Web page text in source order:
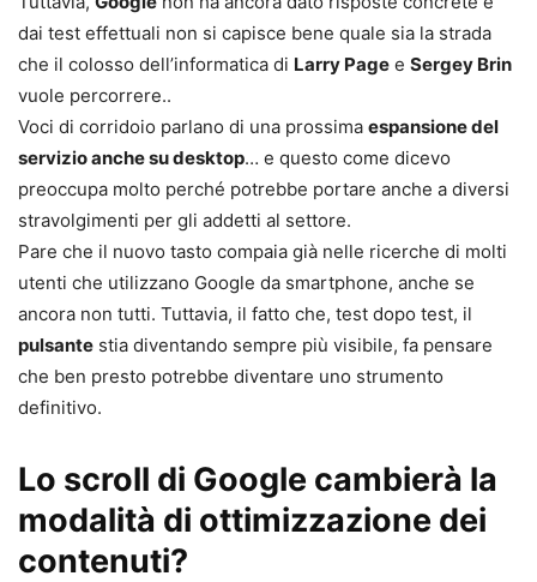
dai test effettuali non si capisce bene quale sia la strada
che il colosso dell’informatica di Larry Page e Sergey Brin
vuole percorrere..
Voci di corridoio parlano di una prossima espansione del
servizio anche su desktop… e questo come dicevo
preoccupa molto perché potrebbe portare anche a diversi
stravolgimenti per gli addetti al settore.
Pare che il nuovo tasto compaia già nelle ricerche di molti
utenti che utilizzano Google da smartphone, anche se
ancora non tutti. Tuttavia, il fatto che, test dopo test, il
pulsante stia diventando sempre più visibile, fa pensare
che ben presto potrebbe diventare uno strumento
definitivo.
Lo scroll di Google cambierà la
modalità di ottimizzazione dei
contenuti?